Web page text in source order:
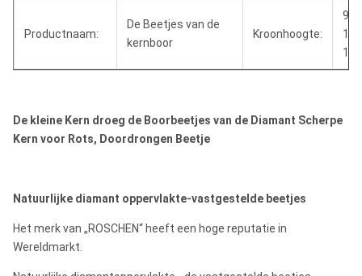
Productnaam:
De Beetjes van de
kernboor
Kroonhoogte:
De kleine Kern droeg de Boorbeetjes van de Diamant Scherpe
Kern voor Rots, Doordrongen Beetje
Natuurlijke diamant oppervlakte-vastgestelde beetjes
Het merk van „ROSCHEN“ heeft een hoge reputatie in
Wereldmarkt.